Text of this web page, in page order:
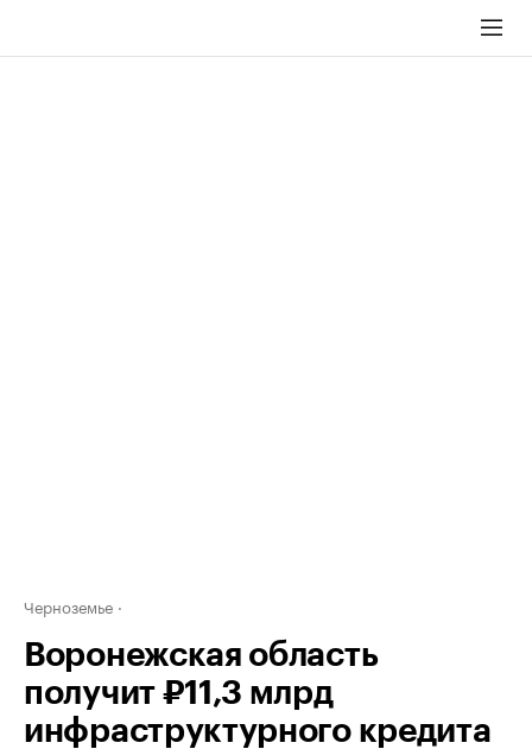
Черноземье
Воронежская область
получит ₽11,3 млрд
инфраструктурного кредита